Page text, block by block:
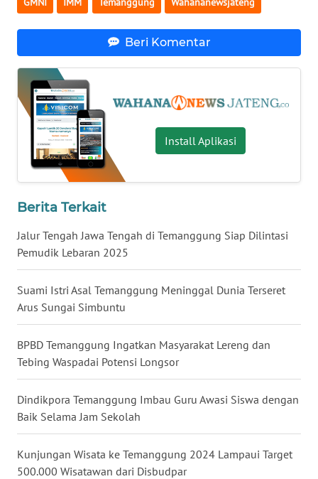
Beri Komentar
Install Aplikasi
Berita Terkait
Jalur Tengah Jawa Tengah di Temanggung Siap Dilintasi
Pemudik Lebaran 2025
Suami Istri Asal Temanggung Meninggal Dunia Terseret
Arus Sungai Simbuntu
BPBD Temanggung Ingatkan Masyarakat Lereng dan
Tebing Waspadai Potensi Longsor
Dindikpora Temanggung Imbau Guru Awasi Siswa dengan
Baik Selama Jam Sekolah
Kunjungan Wisata ke Temanggung 2024 Lampaui Target
500.000 Wisatawan dari Disbudpar
BENGKULU
LAMPUNG
WN
JATENG
WN
NUSANTARA
WN
WN
JATIM
WN
BALI
WN
KALBAR
WN
WN